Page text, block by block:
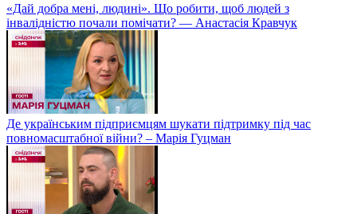
«Дай добра мені, людині». Що робити, щоб людей з
інвалідністю почали помічати? — Анастасія Кравчук
Де українським підприємцям шукати підтримку під час
повномасштабної війни? – Марія Гуцман